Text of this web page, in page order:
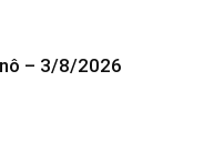
– 3/8/2026